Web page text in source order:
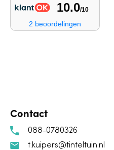
Contact
088-0780326
t.kuipers@tinteltuin.nl